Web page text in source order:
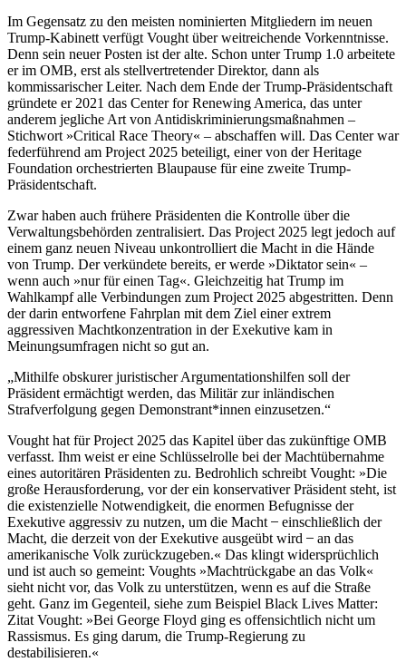
Im Gegensatz zu den meisten nominierten Mitgliedern im neuen
Trump-Kabinett verfügt Vought über weitreichende Vorkenntnisse.
Denn sein neuer Posten ist der alte. Schon unter Trump 1.0 arbeitete
er im OMB, erst als stellvertretender Direktor, dann als
kommissarischer Leiter. Nach dem Ende der Trump-Präsidentschaft
gründete er 2021 das Center for Renewing America, das unter
anderem jegliche Art von Antidiskriminierungsmaßnahmen –
Stichwort »Critical Race Theory« – abschaffen will. Das Center war
federführend am Project 2025 beteiligt, einer von der Heritage
Foundation orchestrierten Blaupause für eine zweite Trump-
Präsidentschaft.
Zwar haben auch frühere Präsidenten die Kontrolle über die
Verwaltungsbehörden zentralisiert. Das Project 2025 legt jedoch auf
einem ganz neuen Niveau unkontrolliert die Macht in die Hände
von Trump. Der verkündete bereits, er werde »Diktator sein« –
wenn auch »nur für einen Tag«. Gleichzeitig hat Trump im
Wahlkampf alle Verbindungen zum Project 2025 abgestritten. Denn
der darin entworfene Fahrplan mit dem Ziel einer extrem
aggressiven Machtkonzentration in der Exekutive kam in
Meinungsumfragen nicht so gut an.
Mithilfe obskurer juristischer Argumentationshilfen soll der
Präsident ermächtigt werden, das Militär zur inländischen
Strafverfolgung gegen Demonstrant*innen einzusetzen.
Vought hat für Project 2025 das Kapitel über das zukünftige OMB
verfasst. Ihm weist er eine Schlüsselrolle bei der Machtübernahme
eines autoritären Präsidenten zu. Bedrohlich schreibt Vought: »Die
große Herausforderung, vor der ein konservativer Präsident steht, ist
die existenzielle Notwendigkeit, die enormen Befugnisse der
Exekutive aggressiv zu nutzen, um die Macht ̶ einschließlich der
Macht, die derzeit von der Exekutive ausgeübt wird ̶ an das
amerikanische Volk zurückzugeben.« Das klingt widersprüchlich
und ist auch so gemeint: Voughts »Machtrückgabe an das Volk«
sieht nicht vor, das Volk zu unterstützen, wenn es auf die Straße
geht. Ganz im Gegenteil, siehe zum Beispiel Black Lives Matter:
Zitat Vought: »Bei George Floyd ging es offensichtlich nicht um
Rassismus. Es ging darum, die Trump-Regierung zu
destabilisieren.«